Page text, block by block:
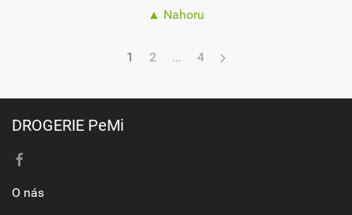
▲ Nahoru
1 2 ... 4
DROGERIE PeMi
O nás